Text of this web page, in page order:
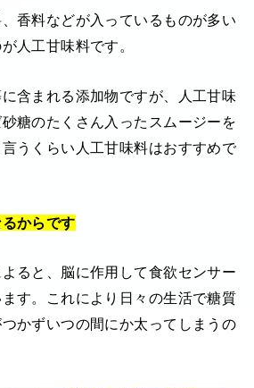
香料などが入っているものが多い
人工甘味料です。
含まれる添加物ですが、人工甘味
糖のたくさん入ったスムージーを
うくらい人工甘味料はおすすめで
からです
ると、脳に作用して食欲センサー
す。これにより日々の生活で糖質
かずいつの間にか太ってしまうの